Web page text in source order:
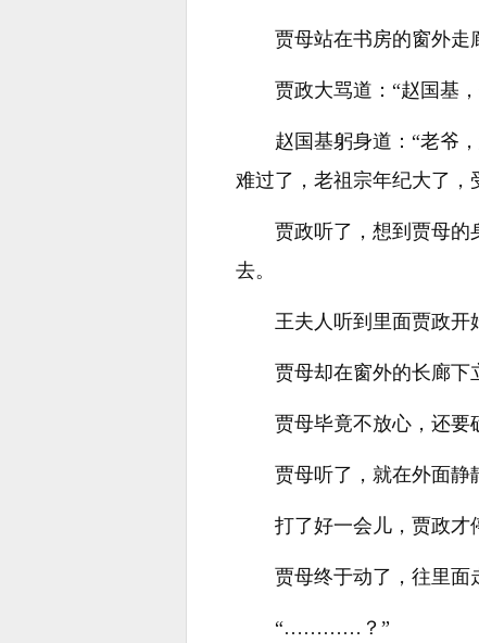
贾母站在书房的窗外走
贾政大骂道：“赵国基
赵国基躬身道：“老爷
难过了，老祖宗年纪大了，
贾政听了，想到贾母
去。
王夫人听到里面贾政开
贾母却在窗外的长廊
贾母毕竟不放心，还要
贾母听了，就在外面静
打了好一会儿，贾政才
贾母终于动了，往里面
“…………？”